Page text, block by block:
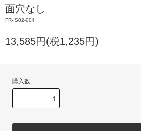
面穴なし
FR-IS02-004
13,585円(税1,235円)
購入数